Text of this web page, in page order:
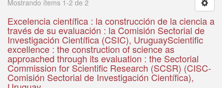
Mostrando ítems 1-2 de 2
Excelencia científica : la construcción de la ciencia a
través de su evaluación : la Comisión Sectorial de
Investigación Científica (CSIC), UruguayScientific
excellence : the construction of science as
approached through its evaluation : the Sectorial
Commission for Scientific Research (SCSR) (CISC-
Comisión Sectorial de Investigación Científica),